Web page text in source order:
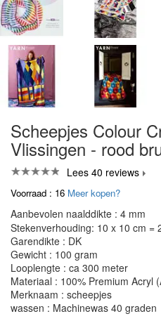
Scheepjes Colour
Vlissingen - rood
Lees 40 reviews
Voorraad : 16 Meer kopen?
Aanbevolen naalddikte : 4 mm
Stekenverhouding: 10 x 10 cm =
Garendikte : DK
Gewicht : 100 gram
Looplengte : ca 300 meter
Materiaal : 100% Premium Acryl
Merknaam : scheepjes
wassen : Machinewas 40 graden